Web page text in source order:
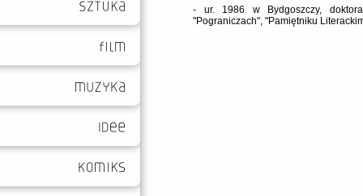
- ur. 1986 w Bydgoszczy,
"Pograniczach", "Pamiętniku